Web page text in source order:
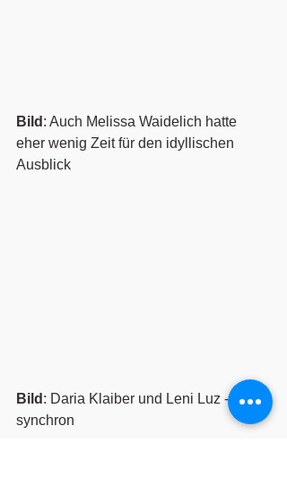
Bild : Auch Melissa Waidelich hatte
eher wenig Zeit für den idyllischen
Ausblick
Bild : Daria Klaiber und Leni Luz - voll
synchron